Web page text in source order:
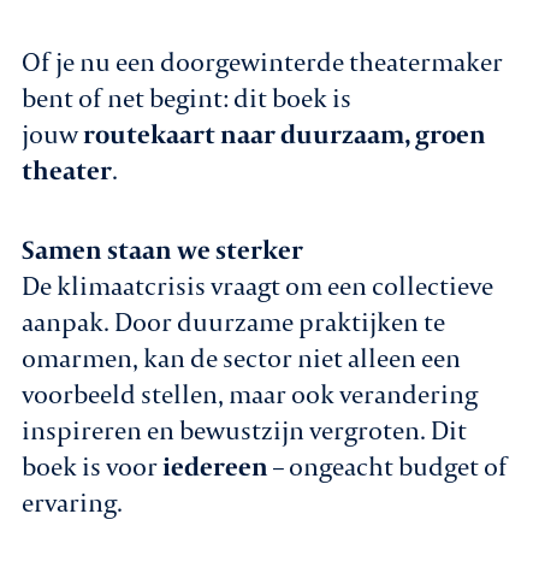
Of je nu een doorgewinterde theatermaker
bent of net begint: dit boek is
jouwroutekaart naar duurzaam, groen
theater.
Samen staan we sterker
De klimaatcrisis vraagt om een collectieve
aanpak. Door duurzame praktijken te
omarmen, kan de sector niet alleen een
voorbeeld stellen, maar ook verandering
inspireren en bewustzijn vergroten. Dit
boek is vooriedereen – ongeacht budget of
ervaring.